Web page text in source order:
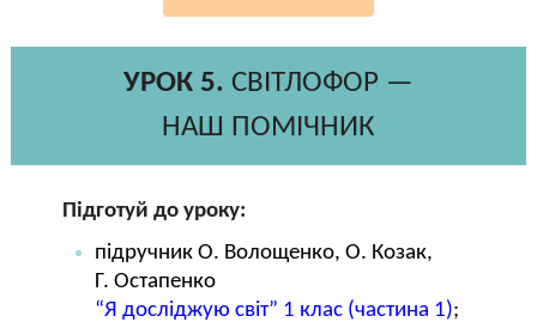
УРОК 5. СВІТЛОФОР —
НАШ ПОМІЧНИК
Підготуй до уроку:
підручник О. Волощенко, О. Козак,
Г. Остапенко
“Я досліджую світ” 1 клас (частина 1);